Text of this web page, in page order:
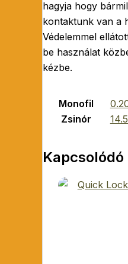
hagyja hogy
kontaktunk van a
Védelemmel
be használat
kézbe.
Monofil
Zsinór